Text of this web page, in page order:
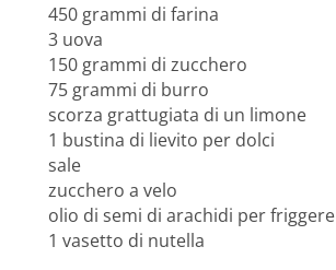
450 grammi di farina
3 uova
150 grammi di zucchero
75 grammi di burro
scorza grattugiata di un limone
1 bustina di lievito per dolci
sale
zucchero a velo
olio di semi di arachidi per friggere
1 vasetto di nutella